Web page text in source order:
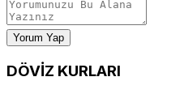
Yorum Yap
DÖVİZ KURLARI